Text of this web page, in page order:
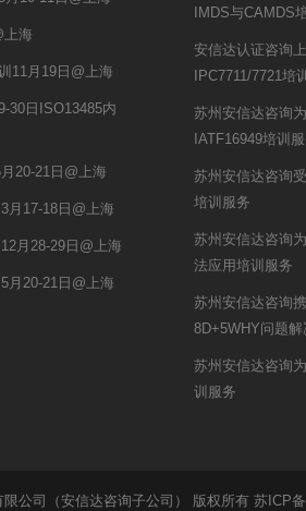
上海
11月19日@上海
30日ISO13485内
20-21日@上海
月17-18日@上海
月28-29日@上海
月20-21日@上海
IMDS与CAMDS
安信达认证咨询
IPC7711/7721培
苏州安信达咨询
IATF16949培训
苏州安信达咨询
培训服务
苏州安信达咨询
法应用培训服务
苏州安信达咨询
8D+5WHY问题
苏州安信达咨询
训服务
公司（安信达咨询子公司） 版权所有 苏ICP